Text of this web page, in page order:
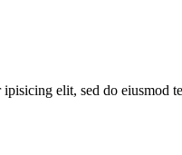
elit, sed do eiusmod